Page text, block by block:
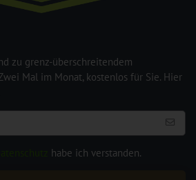
zu grenz-überschreitendem
Mal im Monat, kostenlos für Sie. Hier
habe ich verstanden.